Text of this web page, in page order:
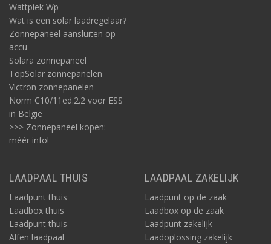
Wattpiek Wp
Wat is een solar laadregelaar?
Zonnepaneel aansluiten op
accu
Solara zonnepaneel
TopSolar zonnepanelen
Victron zonnepanelen
Norm C10/11ed.2.2 voor ESS
in België
>>> Zonnepaneel kopen:
méér info!
LAADPAAL THUIS
Laadpunt thuis
Laadbox thuis
Laadpunt thuis
Alfen laadpaal
LAADPAAL ZAKELIJK
Laadpunt op de zaak
Laadbox op de zaak
Laadpunt zakelijk
Laadoplossing zakelijk